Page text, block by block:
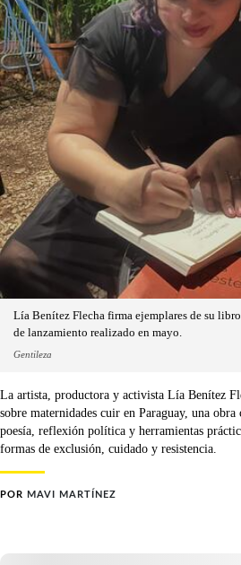
Lía Benítez Flecha firma ejemplares de su
de lanzamiento realizado en mayo.
Gentileza
La artista, productora y activista Lía Benítez
sobre maternidades cuir en Paraguay, una
poesía, reflexión política y herramientas
formas de exclusión, cuidado y resistencia.
POR MAVI MARTÍNEZ